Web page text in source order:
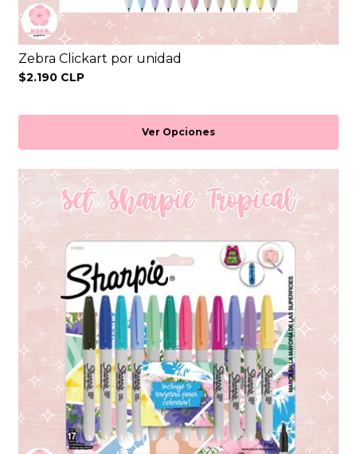
Zebra Clickart por unidad
$2.190 CLP
Ver Opciones